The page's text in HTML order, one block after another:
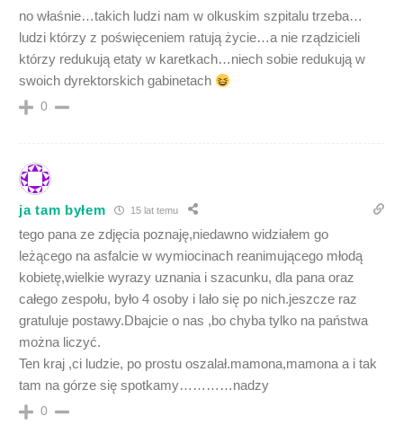
no właśnie…takich ludzi nam w olkuskim szpitalu trzeba…
ludzi którzy z poświęceniem ratują życie…a nie rządzicieli
którzy redukują etaty w karetkach…niech sobie redukują w
swoich dyrektorskich gabinetach
0
ja tam byłem 15 lat temu
tego pana ze zdjęcia poznaję,niedawno widziałem go
leżącego na asfalcie w wymiocinach reanimującego młodą
kobietę,wielkie wyrazy uznania i szacunku, dla pana oraz
całego zespołu, było 4 osoby i lało się po nich.jeszcze raz
gratuluje postawy.Dbajcie o nas ,bo chyba tylko na państwa
można liczyć.
Ten kraj ,ci ludzie, po prostu oszalał.mamona,mamona a i tak
tam na górze się spotkamy…………nadzy
0